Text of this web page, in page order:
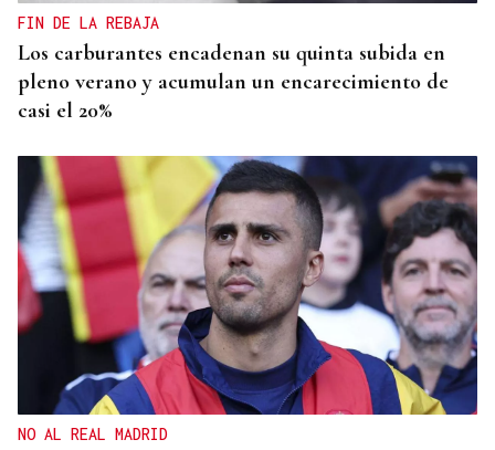
FIN DE LA REBAJA
Los carburantes encadenan su quinta subida en
pleno verano y acumulan un encarecimiento de
casi el 20%
NO AL REAL MADRID